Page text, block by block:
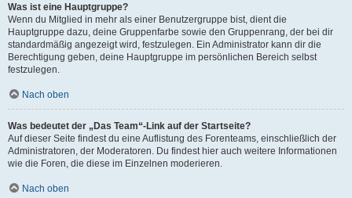
Was ist eine Hauptgruppe?
Wenn du Mitglied in mehr als einer Benutzergruppe bist, dient die
Hauptgruppe dazu, deine Gruppenfarbe sowie den Gruppenrang, der bei dir
standardmäßig angezeigt wird, festzulegen. Ein Administrator kann dir die
Berechtigung geben, deine Hauptgruppe im persönlichen Bereich selbst
festzulegen.
Nach oben
Was bedeutet der „Das Team“-Link auf der Startseite?
Auf dieser Seite findest du eine Auflistung des Forenteams, einschließlich der
Administratoren, der Moderatoren. Du findest hier auch weitere Informationen
wie die Foren, die diese im Einzelnen moderieren.
Nach oben